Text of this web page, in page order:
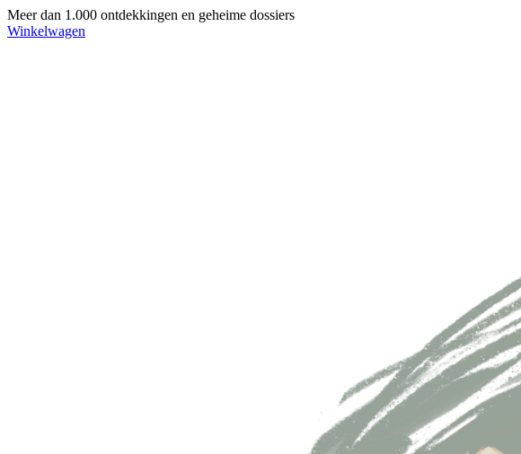
Meer dan 1.000 ontdekkingen en geheime dossiers
Winkelwagen